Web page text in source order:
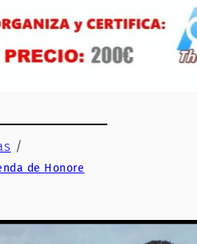
/
de Honore